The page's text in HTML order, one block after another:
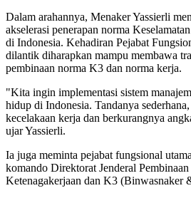
Dalam arahannya, Menaker Yassierli
akselerasi penerapan norma
di Indonesia. Kehadiran Pejabat
dilantik diharapkan mampu membawa
pembinaan norma K3 dan norma kerja.
"Kita ingin implementasi sistem
hidup di Indonesia. Tandanya
kecelakaan kerja dan berkurangnya
ujar Yassierli.
Ia juga meminta pejabat fungsional
komando Direktorat Jenderal Pembinaan
Ketenagakerjaan dan K3 (Binwasnaker